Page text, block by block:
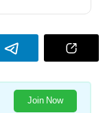
Join Now